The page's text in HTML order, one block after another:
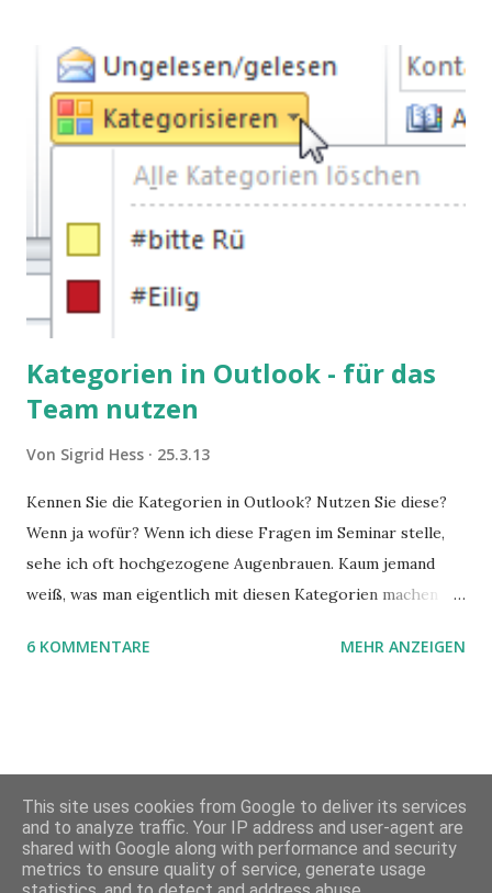
Kategorien in Outlook - für das
Team nutzen
Von Sigrid Hess 25.3.13
Kennen Sie die Kategorien in Outlook? Nutzen Sie diese?
Wenn ja wofür? Wenn ich diese Fragen im Seminar stelle,
sehe ich oft hochgezogene Augenbrauen. Kaum jemand
weiß, was man eigentlich mit diesen Kategorien machen
sie Ihnen vor.
6 KOMMENTARE MEHR ANZEIGEN
Powered by Blogger
This site uses cookies from Google to deliver its services
and to analyze traffic. Your IP address and user-agent are
shared with Google along with performance and security
metrics to ensure quality of service, generate usage